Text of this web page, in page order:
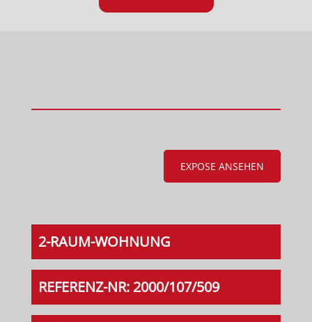
EXPOSE ANSEHEN
2-RAUM-WOHNUNG
REFERENZ-NR: 2000/107/509